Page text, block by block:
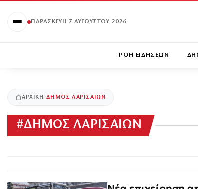
ΠΑΡΑΣΚΕΥΉ 7 ΑΥΓΟΎΣΤΟΥ 2026
ΡΟΗ ΕΙΔΗΣΕΩΝ
ΑΡΧΙΚΉ ΔΗΜΟΣ ΛΑΡΙΣΑΙΩΝ
#ΔΗΜΟΣ ΛΑΡΙΣΑΙΩΝ